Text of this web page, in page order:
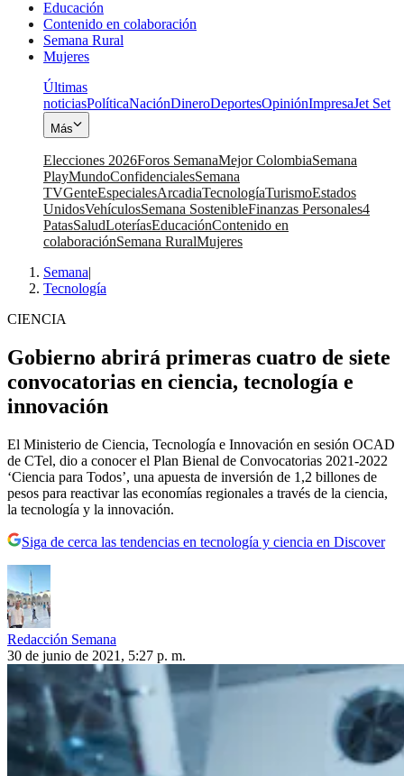
Educación
Contenido en colaboración
Semana Rural
Mujeres
Últimas
noticiasPolíticaNaciónDineroDeportesOpiniónImpresaJet Set
Más
Elecciones 2026Foros SemanaMejor ColombiaSemana
PlayMundoConfidencialesSemana
TVGenteEspecialesArcadiaTecnologíaTurismoEstados
UnidosVehículosSemana SostenibleFinanzas Personales4
PatasSaludLoteríasEducaciónContenido en
colaboraciónSemana RuralMujeres
Semana|
Tecnología
CIENCIA
Gobierno abrirá primeras cuatro de siete
convocatorias en ciencia, tecnología e
innovación
El Ministerio de Ciencia, Tecnología e Innovación en sesión OCAD
de CTel, dio a conocer el Plan Bienal de Convocatorias 2021-2022
‘Ciencia para Todos’, una apuesta de inversión de 1,2 billones de
pesos para reactivar las economías regionales a través de la ciencia,
la tecnología y la innovación.
Siga de cerca las tendencias en tecnología y ciencia en Discover
Redacción Semana
30 de junio de 2021, 5:27 p. m.